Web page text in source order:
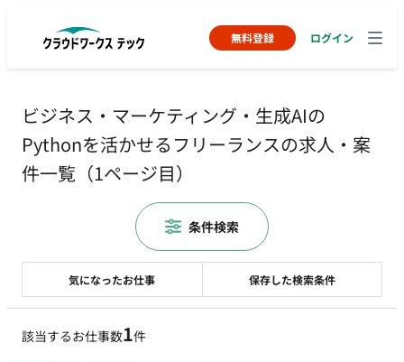
無料登録 ログイン
ビジネス・マーケティング・生成AIの
Pythonを活かせるフリーランスの求人・案
件一覧（1ページ目）
該当するお仕事数1件
気になったお仕事 保存した検索条件
条件検索